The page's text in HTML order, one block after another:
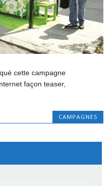
cette campagne
façon teaser,
CAMPAGNES